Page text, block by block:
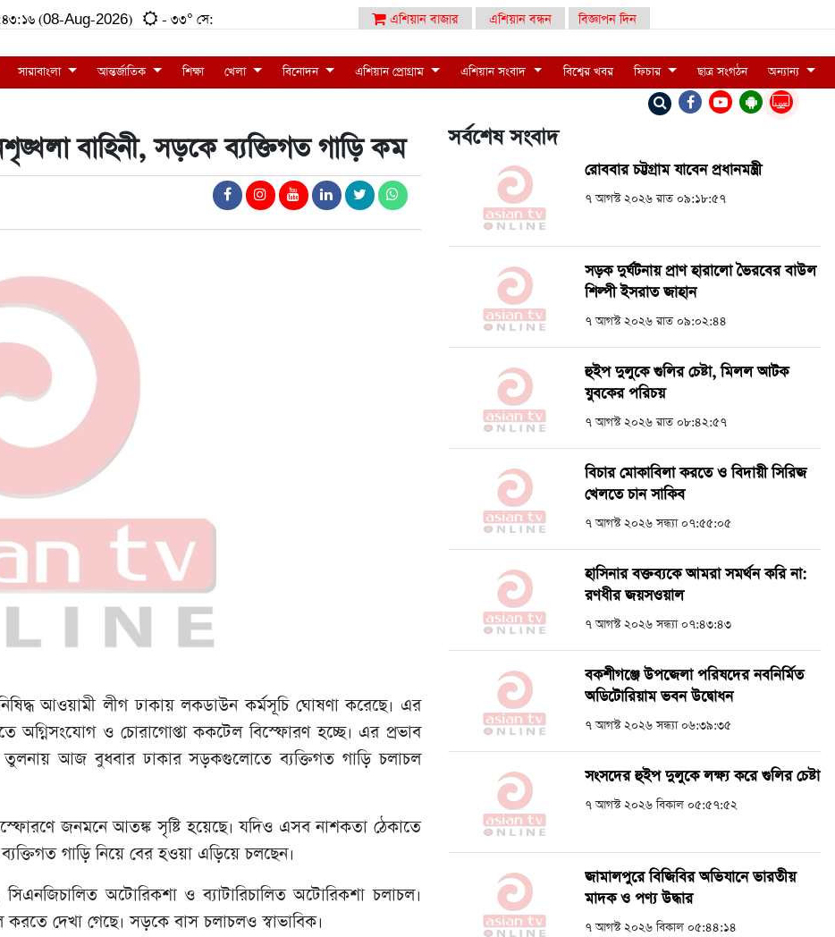
(08-Aug-2026) - ৩৩° সে: এশিয়ান বাজার এশিয়ান বন্ধন বিজ্ঞাপন দিন
LIVE
সারাবাংলা আন্তর্জাতিক শিক্ষা খেলা বিনোদন এশিয়ান প্রোগ্রাম এশিয়ান সংবাদ বিশ্বের খবর ফিচার ছাত্র সংগঠন অন্যান্য
বাহিনী, সড়কে ব্যক্তিগত গাড়ি কম
আওয়ামী লীগ ঢাকায় লকডাউন কর্মসূচি ঘোষণা করেছে। এর
অগ্নিসংযোগ ও চোরাগোপ্তা ককটেল বিস্ফোরণ হচ্ছে। এর প্রভাব
তুলনায় আজ বুধবার ঢাকার সড়কগুলোতে ব্যক্তিগত গাড়ি চলাচল
জনমনে আতঙ্ক সৃষ্টি হয়েছে। যদিও এসব নাশকতা ঠেকাতে
গাড়ি নিয়ে বের হওয়া এড়িয়ে চলছেন।
অটোরিকশা ও ব্যাটারিচালিত অটোরিকশা চলাচল।
দেখা গেছে। সড়কে বাস চলাচলও স্বাভাবিক।
সর্বশেষ সংবাদ
রোববার চট্টগ্রাম যাবেন প্রধানমন্ত্রী
৭ আগস্ট ২০২৬ রাত ০৯:১৮:৫৭
সড়ক দুর্ঘটনায় প্রাণ হারালো ভৈরবের বাউল
শিল্পী ইসরাত জাহান
৭ আগস্ট ২০২৬ রাত ০৯:০২:৪৪
হুইপ দুলুকে গুলির চেষ্টা, ‍মিলল আটক
যুবকের পরিচয়
৭ আগস্ট ২০২৬ রাত ০৮:৪২:৫৭
বিচার মোকাবিলা করতে ও বিদায়ী সিরিজ
খেলতে চান সাকিব
৭ আগস্ট ২০২৬ সন্ধ্যা ০৭:৫৫:০৫
হাসিনার বক্তব্যকে আমরা সমর্থন করি না:
রণধীর জয়সওয়াল
৭ আগস্ট ২০২৬ সন্ধ্যা ০৭:৪৩:৪৩
বকশীগঞ্জে উপজেলা পরিষদের নবনির্মিত
অডিটোরিয়াম ভবন উদ্বোধন
৭ আগস্ট ২০২৬ সন্ধ্যা ০৬:৩৯:৩৫
সংসদের হুইপ দুলুকে লক্ষ্য করে গুলির চেষ্টা
৭ আগস্ট ২০২৬ বিকাল ০৫:৫৭:৫২
জামালপুরে বিজিবির অভিযানে ভারতীয়
মাদক ও পণ্য উদ্ধার
৭ আগস্ট ২০২৬ বিকাল ০৫:৪৪:১৪